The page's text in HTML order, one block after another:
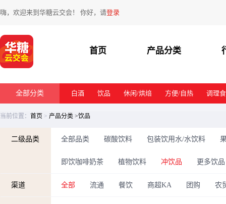
嗨，欢迎来到华糖云交会！ 你好，请登录
首页 产品分类
全部分类 白酒 饮品 休闲/烘焙 方便/自热 调理
当前位置： 首页 > 产品分类 >饮品
二级品类 全部品类 碳酸饮料 包装饮用水/水饮料
即饮咖啡奶茶 植物饮料 冲饮品 更多饮品
渠道 全部 流通 餐饮 商超KA 团购 农